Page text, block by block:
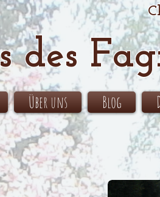
des
Über uns Blog